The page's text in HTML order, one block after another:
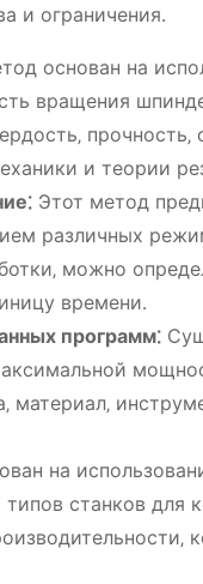
и ограничения․
основан на
вращения
и теории
Этот метод
различных
можно
времени․
программ⁚
материал‚
на
станков